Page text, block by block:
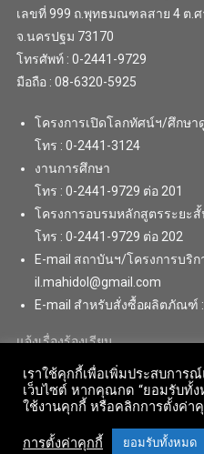
เลขที่ 999 ถ.พุทธมณฑลสาย 4 ต.
จ.นครปฐม 73170
โทรศัพท์ : 0-2441-9729
มือถือ : 08-6320-5925
โครงการเปิดโลกทัศน์ฯ/ศึกษ
โทร : 0-2441-3124
งานการศึกษา
โทร : 0-2441-9729 ต่อ 201
โครงการอบรมหลักสูตรระยะ
โทร : 0-2441-9729 ต่อ 202
E-mail สถาบันฯ/โครงการบริก
il.mahidol@gmail.com
E-mail สำหรับสั่งซื้อผลิตภัณฑ์ :
แจ้งเรื่องร้องเรียน
Copyright © 2018 . All Rights
เราใช้คุกกี้เพื่อเพิ่มประสบการ
เว็บไซต์ หากคุณกด “ยอมรับทั้
ใช้งานคุกกี้ หรือคลิกการตั้งค่า
การตั้งค่าคุกกี้ ยอมรับทั้งหมด